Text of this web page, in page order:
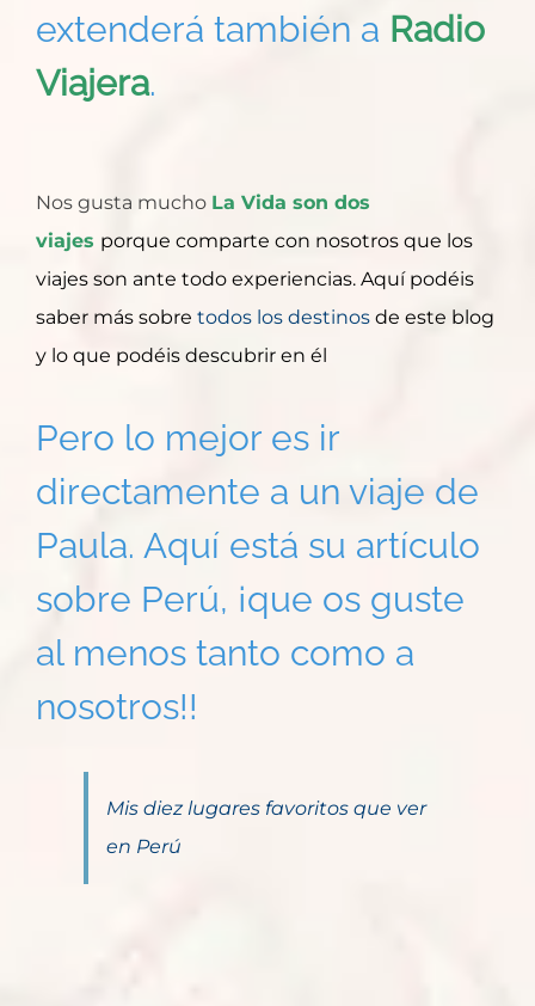
extenderá también a Radio
Viajera.
Nos gusta mucho La Vida son dos
viajes porque comparte con nosotros que los
viajes son ante todo experiencias. Aquí podéis
saber más sobre todos los destinos de este blog
y lo que podéis descubrir en él
Pero lo mejor es ir
directamente a un viaje de
Paula. Aquí está su artículo
sobre Perú, ¡que os guste
al menos tanto como a
nosotros!!
Mis diez lugares favoritos que ver
en Perú